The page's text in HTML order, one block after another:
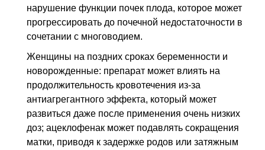
нарушение функции почек плода, которое может
прогрессировать до почечной недостаточности в
сочетании с многоводием.
Женщины на поздних сроках беременности и
новорожденные: препарат может влиять на
продолжительность кровотечения из-за
антиагрегантного эффекта, который может
развиться даже после применения очень низких
доз; ацеклофенак может подавлять сокращения
матки, приводя к задержке родов или затяжным